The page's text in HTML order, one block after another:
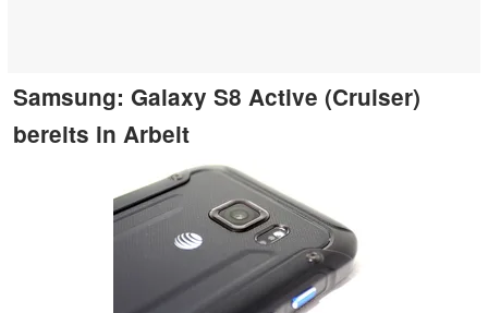
Samsung: Galaxy S8 Active (Cruiser)
bereits in Arbeit